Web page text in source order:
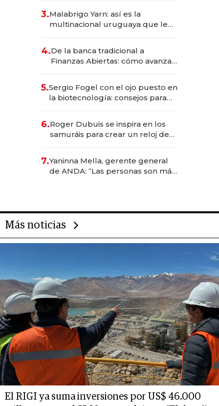
anticipación y prepara apertura
3.Malabrigo Yarn: así es la
multinacional uruguaya que le
4.De la banca tradicional a
Finanzas Abiertas: cómo avanza
5.Sergio Fogel con el ojo puesto en
la biotecnología: consejos para
6.Roger Dubuis se inspira en los
samuráis para crear un reloj de
7.Yaninna Mella, gerente general
de ANDA: “Las personas son más
Más noticias
El RIGI ya suma inversiones por US$ 46.000